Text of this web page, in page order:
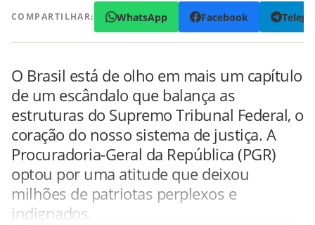
COMPARTILHAR: WhatsApp Facebook
O Brasil está de olho em mais um capítulo
de um escândalo que balança as
estruturas do Supremo Tribunal Federal, o
coração do nosso sistema de justiça. A
Procuradoria-Geral da República (PGR)
optou por uma atitude que deixou
milhões de patriotas perplexos e
indignados.